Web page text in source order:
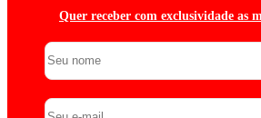
Quer receber com exclusividade as